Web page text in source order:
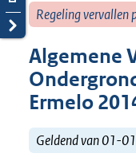
Regeling
Algemene
Ermelo
Geldend van 01-